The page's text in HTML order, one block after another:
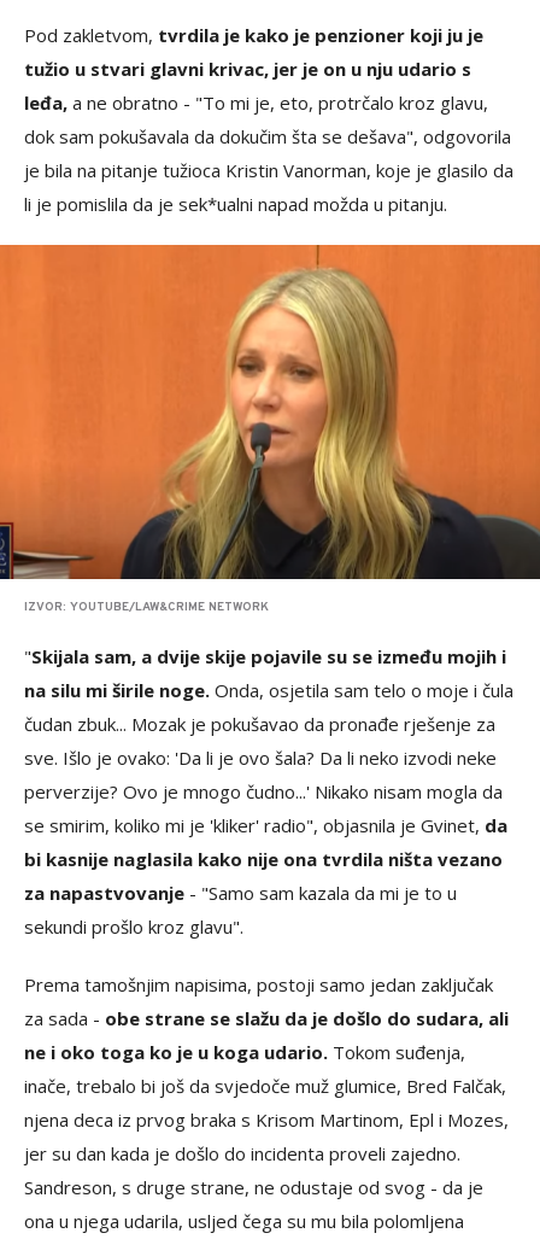
Pod zakletvom, tvrdila je kako je penzioner koji ju je
tužio u stvari glavni krivac, jer je on u nju udario s
leđa, a ne obratno - "To mi je, eto, protrčalo kroz glavu,
dok sam pokušavala da dokučim šta se dešava", odgovorila
je bila na pitanje tužioca Kristin Vanorman, koje je glasilo da
li je pomislila da je sek*ualni napad možda u pitanju.
IZVOR: YOUTUBE/LAW&CRIME NETWORK
"Skijala sam, a dvije skije pojavile su se između mojih i
na silu mi širile noge. Onda, osjetila sam telo o moje i čula
čudan zbuk... Mozak je pokušavao da pronađe rješenje za
sve. Išlo je ovako: 'Da li je ovo šala? Da li neko izvodi neke
perverzije? Ovo je mnogo čudno...' Nikako nisam mogla da
se smirim, koliko mi je 'kliker' radio", objasnila je Gvinet, da
bi kasnije naglasila kako nije ona tvrdila ništa vezano
za napastvovanje - "Samo sam kazala da mi je to u
sekundi prošlo kroz glavu".
Prema tamošnjim napisima, postoji samo jedan zaključak
za sada - obe strane se slažu da je došlo do sudara, ali
ne i oko toga ko je u koga udario. Tokom suđenja,
inače, trebalo bi još da svjedoče muž glumice, Bred Falčak,
njena deca iz prvog braka s Krisom Martinom, Epl i Mozes,
jer su dan kada je došlo do incidenta proveli zajedno.
Sandreson, s druge strane, ne odustaje od svog - da je
ona u njega udarila, usljed čega su mu bila polomljena